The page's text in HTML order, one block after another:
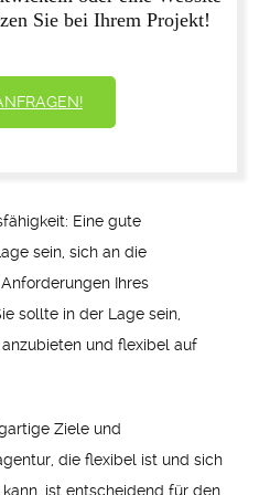
Sie bei Ihrem Projekt!
Eine gute
sein, sich an die
Ihres
sollte in der Lage sein,
und flexibel auf
Ziele und
die flexibel ist und sich
ist entscheidend für den